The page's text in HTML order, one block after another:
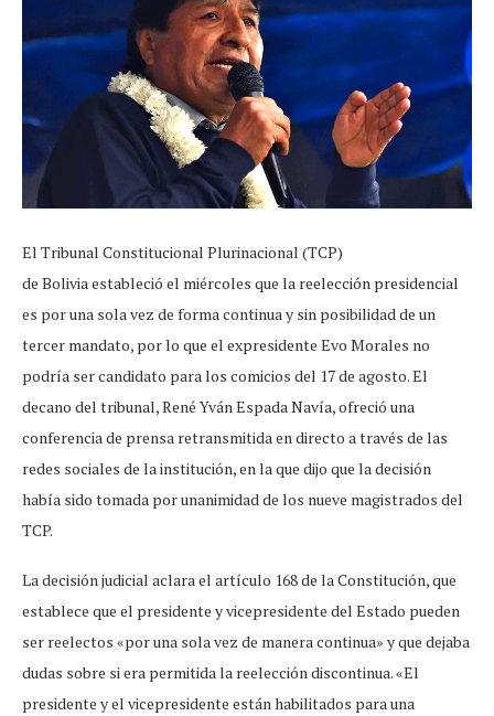
El Tribunal Constitucional Plurinacional (TCP)
de Bolivia estableció el miércoles que la reelección presidencial
es por una sola vez de forma continua y sin posibilidad de un
tercer mandato, por lo que el expresidente Evo Morales no
podría ser candidato para los comicios del 17 de agosto. El
decano del tribunal, René Yván Espada Navía, ofreció una
conferencia de prensa retransmitida en directo a través de las
redes sociales de la institución, en la que dijo que la decisión
había sido tomada por unanimidad de los nueve magistrados del
TCP.
La decisión judicial aclara el artículo 168 de la Constitución, que
establece que el presidente y vicepresidente del Estado pueden
ser reelectos «por una sola vez de manera continua» y que dejaba
dudas sobre si era permitida la reelección discontinua. «El
presidente y el vicepresidente están habilitados para una